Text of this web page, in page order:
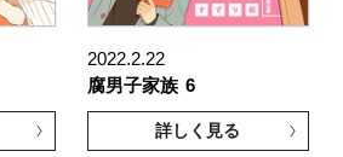
2022.2.22
腐男子家族 6
詳しく見る